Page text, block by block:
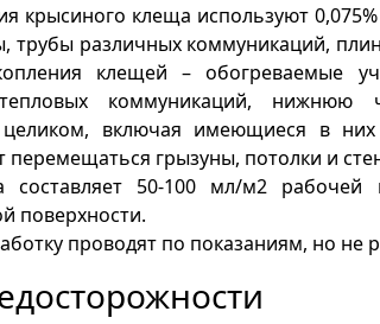
крысиного клеща используют
трубы различных коммуникаций,
клещей – обогреваемые
коммуникаций, нижнюю
целиком, включая имеющиеся в
перемещаться грызуны, потолки и
составляет 50-100 мл/м2
поверхности.
проводят по показаниям, но не